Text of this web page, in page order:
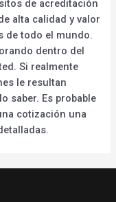
de acreditación
alta calidad y valor
de todo el mundo.
dentro del
Si realmente
le resultan
saber. Es probable
cotización una